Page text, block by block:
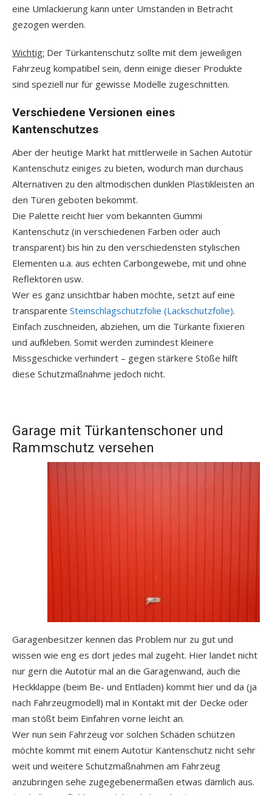
eine Umlackierung kann unter Umständen in Betracht
gezogen werden.
Wichtig: Der Türkantenschutz sollte mit dem jeweiligen
Fahrzeug kompatibel sein, denn einige dieser Produkte
sind speziell nur für gewisse Modelle zugeschnitten.
Verschiedene Versionen eines
Kantenschutzes
Aber der heutige Markt hat mittlerweile in Sachen Autotür
Kantenschutz einiges zu bieten, wodurch man durchaus
Alternativen zu den altmodischen dunklen Plastikleisten an
den Türen geboten bekommt.
Die Palette reicht hier vom bekannten Gummi
Kantenschutz (in verschiedenen Farben oder auch
transparent) bis hin zu den verschiedensten stylischen
Elementen u.a. aus echten Carbongewebe, mit und ohne
Reflektoren usw.
Wer es ganz unsichtbar haben möchte, setzt auf eine
transparente Steinschlagschutzfolie (Lackschutzfolie).
Einfach zuschneiden, abziehen, um die Türkante fixieren
und aufkleben. Somit werden zumindest kleinere
Missgeschicke verhindert – gegen stärkere Stöße hilft
diese Schutzmaßnahme jedoch nicht.
Garage mit Türkantenschoner und
Rammschutz versehen
Garagenbesitzer kennen das Problem nur zu gut und
wissen wie eng es dort jedes mal zugeht. Hier landet nicht
nur gern die Autotür mal an die Garagenwand, auch die
Heckklappe (beim Be- und Entladen) kommt hier und da (ja
nach Fahrzeugmodell) mal in Kontakt mit der Decke oder
man stößt beim Einfahren vorne leicht an.
Wer nun sein Fahrzeug vor solchen Schäden schützen
möchte kommt mit einem Autotür Kantenschutz nicht sehr
weit und weitere Schutzmaßnahmen am Fahrzeug
anzubringen sehe zugegebenermaßen etwas dämlich aus.